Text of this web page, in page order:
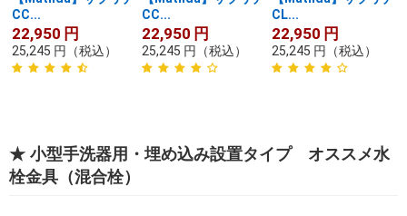
CC...
22,950 円
25,245 円 （税込）
CC...
22,950 円
25,245 円 （税込）
CL...
22,950 円
25,245 円 （税込）
★ 小型手洗器用・埋め込み設置タイプ オススメ水
栓金具（混合栓）